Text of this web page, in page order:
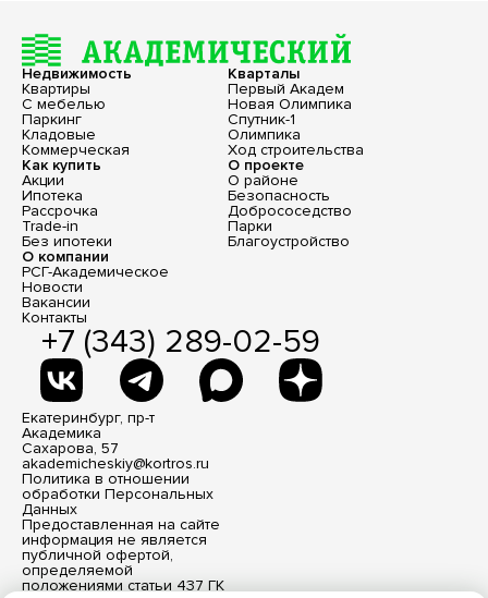
Недвижимость
Квартиры
С мебелью
Паркинг
Кладовые
Коммерческая
Кварталы
Первый Академ
Новая Олимпика
Спутник-1
Олимпика
Ход строительства
Как купить
Акции
Ипотека
Рассрочка
Trade-in
Без ипотеки
О проекте
О районе
Безопасность
Добрососедство
Парки
Благоустройство
О компании
РСГ-Академическое
Новости
Вакансии
Контакты
+7 (343) 289-02-59
Екатеринбург, пр-т
Академика
Сахарова, 57
akademicheskiy@kortros.ru
Политика в отношении
обработки Персональных
Данных
Предоставленная на сайте
информация не является
публичной офертой,
определяемой
положениями статьи 437 ГК